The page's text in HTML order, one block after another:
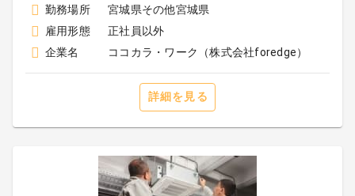
勤務場所
宮城県その他宮城県
雇用形態
正社員以外
企業名
ココカラ・ワーク（株式会社foredge）
詳細を見る